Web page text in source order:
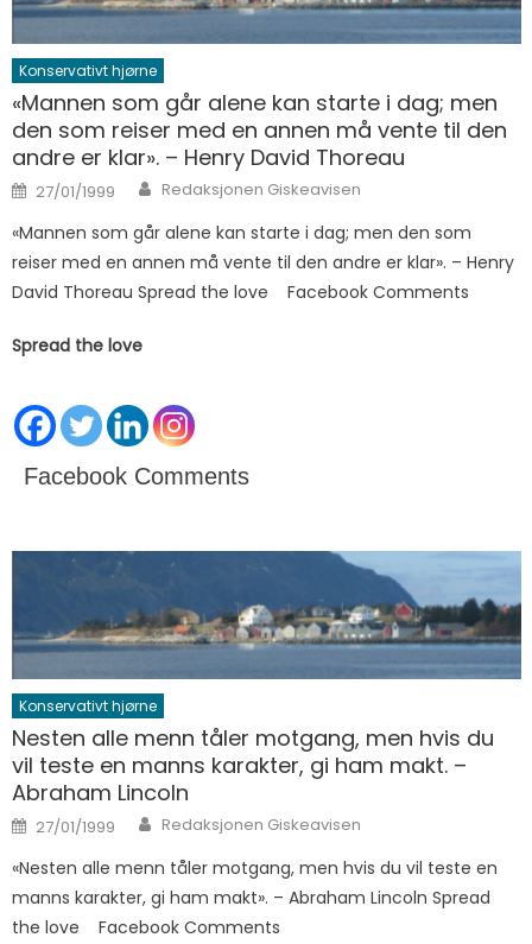
Konservativt hjørne
«Mannen som går alene kan starte i dag; men
den som reiser med en annen må vente til den
andre er klar». – Henry David Thoreau
Posted on
27/01/1999 Author
Redaksjonen Giskeavisen
«Mannen som går alene kan starte i dag; men den som
reiser med en annen må vente til den andre er klar». – Henry
David Thoreau Spread the love Facebook Comments
Spread the love
Facebook Comments
Konservativt hjørne
Nesten alle menn tåler motgang, men hvis du
vil teste en manns karakter, gi ham makt. –
Abraham Lincoln
Posted on
27/01/1999 Author
Redaksjonen Giskeavisen
«Nesten alle menn tåler motgang, men hvis du vil teste en
manns karakter, gi ham makt». – Abraham Lincoln Spread
the love Facebook Comments